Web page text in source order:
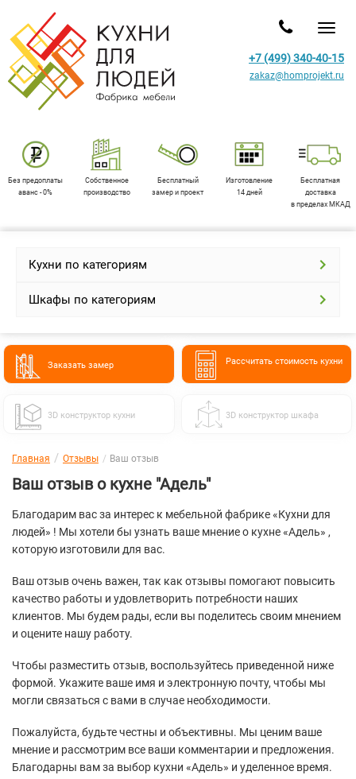
Без предоплаты
аванс - 0%
Собственное
производство
Бесплатный
замер и проект
Изготовление
14 дней
Бесплатная
доставка
в пределах МКАД
+7 (499) 340-40-15
zakaz@homprojekt.ru
Кухни по категориям
Шкафы по категориям
Заказать замер Расcчитать стоимость кухни
3D конструктор кухни 3D конструктор шкафа
Главная Отзывы Ваш отзыв
Ваш отзыв о кухне "Адель"
Благодарим вас за интерес к мебельной фабрике «Кухни для
людей» ! Мы хотели бы узнать ваше мнение о кухне «Адель» ,
которую изготовили для вас.
Ваш отзыв очень важен, так как отзывы помогают повысить
качество работы и удовлетворить потребности наших
клиентов. Мы будем рады, если вы поделитесь своим мнением
и оцените нашу работу.
Чтобы разместить отзыв, воспользуйтесь приведенной ниже
формой. Укажите ваше имя и электронную почту, чтобы мы
могли связаться с вами в случае необходимости.
Пожалуйста, будьте честны и объективны. Мы ценим ваше
мнение и рассмотрим все ваши комментарии и предложения.
Благодарны вам за выбор кухни «Адель» и уделенное время.